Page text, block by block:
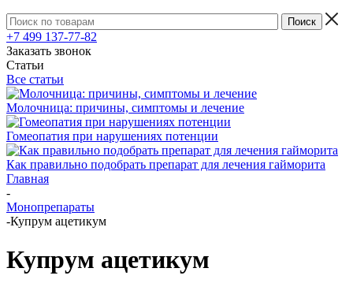
+7 499 137-77-82
Заказать звонок
Статьи
Все статьи
Молочница: причины, симптомы и лечение
Гомеопатия при нарушениях потенции
Как правильно подобрать препарат для лечения гайморита
Главная
-
Монопрепараты
-Купрум ацетикум
Купрум ацетикум